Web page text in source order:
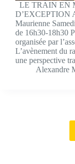
LE TRAIN EN
D’EXCEPTION
Maurienne
de 16h30-18h30
organisée par
L’avènement du
une perspective
Alexandre